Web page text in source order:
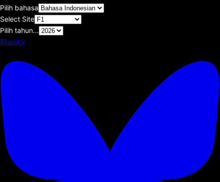
Pilih bahasa
Select Site
Pilih tahun...
Bluesky